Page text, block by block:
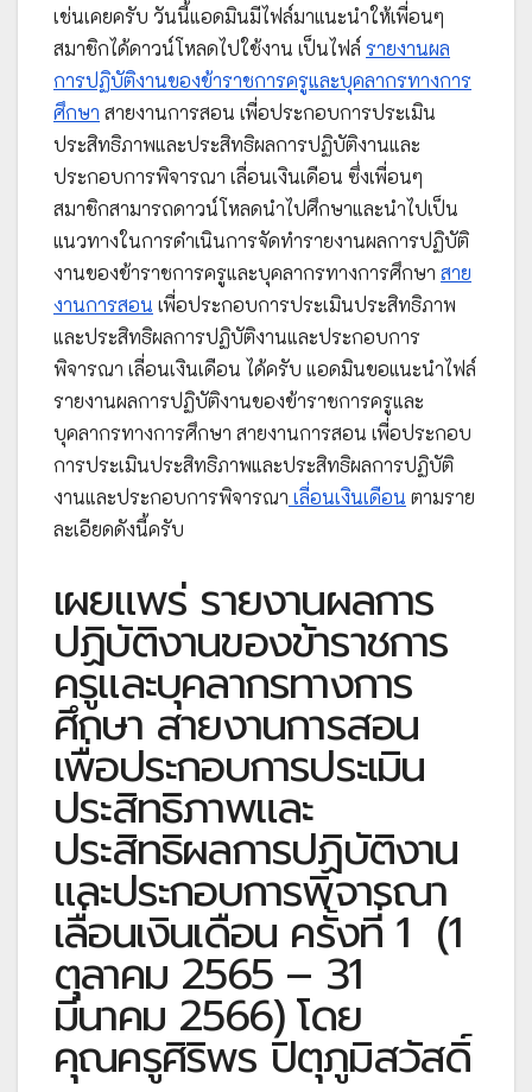
เช่นเคยครับ วันนี้แอดมินมีไฟล์มาแนะนำให้เพื่อนๆ
สมาชิกได้ดาวน์โหลดไปใช้งาน เป็นไฟล์ รายงานผล
การปฏิบัติงานของข้าราชการครูและบุคลากรทางการ
ศึกษา สายงานการสอน เพื่อประกอบการประเมิน
ประสิทธิภาพและประสิทธิผลการปฏิบัติงานและ
ประกอบการพิจารณา เลื่อนเงินเดือน ซึ่งเพื่อนๆ
สมาชิกสามารถดาวน์โหลดนำไปศึกษาและนำไปเป็น
แนวทางในการดำเนินการจัดทำรายงานผลการปฏิบัติ
งานของข้าราชการครูและบุคลากรทางการศึกษา สาย
งานการสอน เพื่อประกอบการประเมินประสิทธิภาพ
และประสิทธิผลการปฏิบัติงานและประกอบการ
พิจารณา เลื่อนเงินเดือน ได้ครับ แอดมินขอแนะนำไฟล์
รายงานผลการปฏิบัติงานของข้าราชการครูและ
บุคลากรทางการศึกษา สายงานการสอน เพื่อประกอบ
การประเมินประสิทธิภาพและประสิทธิผลการปฏิบัติ
งานและประกอบการพิจารณา เลื่อนเงินเดือน ตามราย
ละเอียดดังนี้ครับ
เผยแพร่ รายงานผลการ
ปฏิบัติงานของข้าราชการ
ครูและบุคลากรทางการ
ศึกษา สายงานการสอน
เพื่อประกอบการประเมิน
ประสิทธิภาพและ
ประสิทธิผลการปฏิบัติงาน
และประกอบการพิจารณา
เลื่อนเงินเดือน ครั้งที่ 1 (1
ตุลาคม 2565 – 31
มีนาคม 2566) โดย
คุณครูศิริพร ปิตุภูมิสวัสดิ์